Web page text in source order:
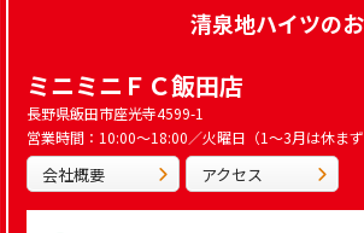
清泉地ハイツの
ミニミニＦＣ飯田店
長野県飯田市座光寺4599-1
営業時間：10:00～18:00／火曜日（1～3月は休まず
会社概要 アクセス